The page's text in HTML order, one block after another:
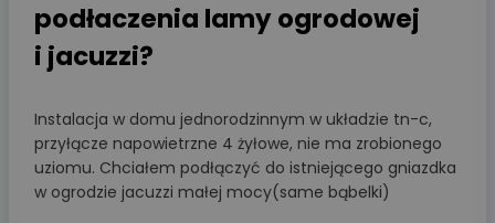
podłaczenia lamy ogrodowej
i jacuzzi?
Instalacja w domu jednorodzinnym w układzie tn-c,
przyłącze napowietrzne 4 żyłowe, nie ma zrobionego
uziomu. Chciałem podłączyć do istniejącego gniazdka
w ogrodzie jacuzzi małej mocy(same bąbelki)